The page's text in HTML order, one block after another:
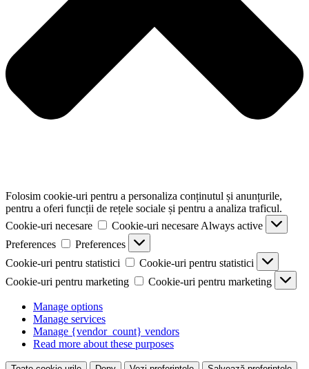
Folosim cookie-uri pentru a personaliza conținutul și anunțurile,
pentru a oferi funcții de rețele sociale și pentru a analiza traficul.
Cookie-uri necesare
Cookie-uri necesare Always active
Preferences
Preferences
Cookie-uri pentru statistici
Cookie-uri pentru statistici
Cookie-uri pentru marketing
Cookie-uri pentru marketing
Manage options
Manage services
Manage {vendor_count} vendors
Read more about these purposes